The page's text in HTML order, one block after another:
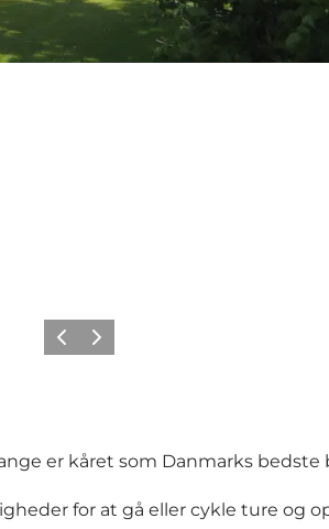
ForrigeNæste
er kåret som Danmarks bedste
for at gå eller cykle ture og